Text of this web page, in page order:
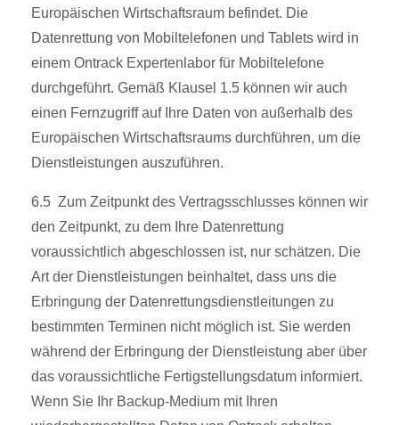
Europäischen Wirtschaftsraum befindet. Die
Datenrettung von Mobiltelefonen und Tablets wird in
einem Ontrack Expertenlabor für Mobiltelefone
durchgeführt. Gemäß Klausel 1.5 können wir auch
einen Fernzugriff auf Ihre Daten von außerhalb des
Europäischen Wirtschaftsraums durchführen, um die
Dienstleistungen auszuführen.
6.5 Zum Zeitpunkt des Vertragsschlusses können wir
den Zeitpunkt, zu dem Ihre Datenrettung
voraussichtlich abgeschlossen ist, nur schätzen. Die
Art der Dienstleistungen beinhaltet, dass uns die
Erbringung der Datenrettungsdienstleitungen zu
bestimmten Terminen nicht möglich ist. Sie werden
während der Erbringung der Dienstleistung aber über
das voraussichtliche Fertigstellungsdatum informiert.
Wenn Sie Ihr Backup-Medium mit Ihren